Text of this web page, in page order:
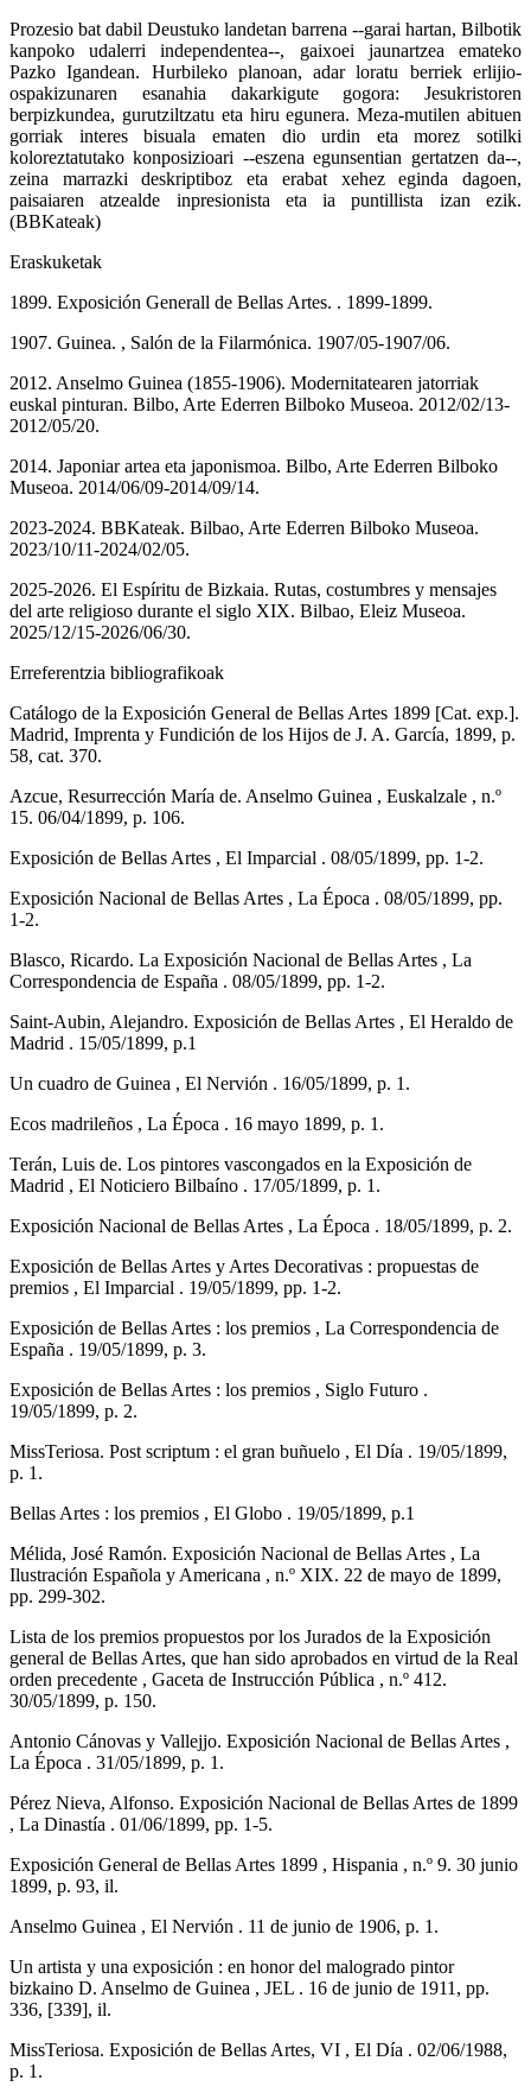
Prozesio bat dabil Deustuko landetan barrena --garai hartan, Bilbotik
kanpoko udalerri independentea--, gaixoei jaunartzea emateko
Pazko Igandean. Hurbileko planoan, adar loratu berriek erlijio-
ospakizunaren esanahia dakarkigute gogora: Jesukristoren
berpizkundea, gurutziltzatu eta hiru egunera. Meza-mutilen abituen
gorriak interes bisuala ematen dio urdin eta morez sotilki
koloreztatutako konposizioari --eszena egunsentian gertatzen da--,
zeina marrazki deskriptiboz eta erabat xehez eginda dagoen,
paisaiaren atzealde inpresionista eta ia puntillista izan ezik.
(BBKateak)
Eraskuketak
1899. Exposición Generall de Bellas Artes. . 1899-1899.
1907. Guinea. , Salón de la Filarmónica. 1907/05-1907/06.
2012. Anselmo Guinea (1855-1906). Modernitatearen jatorriak
euskal pinturan. Bilbo, Arte Ederren Bilboko Museoa. 2012/02/13-
2012/05/20.
2014. Japoniar artea eta japonismoa. Bilbo, Arte Ederren Bilboko
Museoa. 2014/06/09-2014/09/14.
2023-2024. BBKateak. Bilbao, Arte Ederren Bilboko Museoa.
2023/10/11-2024/02/05.
2025-2026. El Espíritu de Bizkaia. Rutas, costumbres y mensajes
del arte religioso durante el siglo XIX. Bilbao, Eleiz Museoa.
2025/12/15-2026/06/30.
Erreferentzia bibliografikoak
Catálogo de la Exposición General de Bellas Artes 1899 [Cat. exp.].
Madrid, Imprenta y Fundición de los Hijos de J. A. García, 1899, p.
58, cat. 370.
Azcue, Resurrección María de. Anselmo Guinea , Euskalzale , n.º
15. 06/04/1899, p. 106.
Exposición de Bellas Artes , El Imparcial . 08/05/1899, pp. 1-2.
Exposición Nacional de Bellas Artes , La Época . 08/05/1899, pp.
1-2.
Blasco, Ricardo. La Exposición Nacional de Bellas Artes , La
Correspondencia de España . 08/05/1899, pp. 1-2.
Saint-Aubin, Alejandro. Exposición de Bellas Artes , El Heraldo de
Madrid . 15/05/1899, p.1
Un cuadro de Guinea , El Nervión . 16/05/1899, p. 1.
Ecos madrileños , La Época . 16 mayo 1899, p. 1.
Terán, Luis de. Los pintores vascongados en la Exposición de
Madrid , El Noticiero Bilbaíno . 17/05/1899, p. 1.
Exposición Nacional de Bellas Artes , La Época . 18/05/1899, p. 2.
Exposición de Bellas Artes y Artes Decorativas : propuestas de
premios , El Imparcial . 19/05/1899, pp. 1-2.
Exposición de Bellas Artes : los premios , La Correspondencia de
España . 19/05/1899, p. 3.
Exposición de Bellas Artes : los premios , Siglo Futuro .
19/05/1899, p. 2.
MissTeriosa. Post scriptum : el gran buñuelo , El Día . 19/05/1899,
p. 1.
Bellas Artes : los premios , El Globo . 19/05/1899, p.1
Mélida, José Ramón. Exposición Nacional de Bellas Artes , La
Ilustración Española y Americana , n.º XIX. 22 de mayo de 1899,
pp. 299-302.
Lista de los premios propuestos por los Jurados de la Exposición
general de Bellas Artes, que han sido aprobados en virtud de la Real
orden precedente , Gaceta de Instrucción Pública , n.º 412.
30/05/1899, p. 150.
Antonio Cánovas y Vallejjo. Exposición Nacional de Bellas Artes ,
La Época . 31/05/1899, p. 1.
Pérez Nieva, Alfonso. Exposición Nacional de Bellas Artes de 1899
, La Dinastía . 01/06/1899, pp. 1-5.
Exposición General de Bellas Artes 1899 , Hispania , n.º 9. 30 junio
1899, p. 93, il.
Anselmo Guinea , El Nervión . 11 de junio de 1906, p. 1.
Un artista y una exposición : en honor del malogrado pintor
bizkaino D. Anselmo de Guinea , JEL . 16 de junio de 1911, pp.
336, [339], il.
MissTeriosa. Exposición de Bellas Artes, VI , El Día . 02/06/1988,
p. 1.